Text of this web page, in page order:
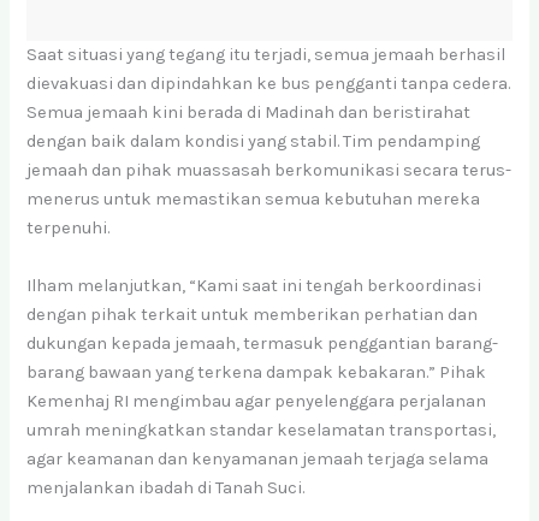
Saat situasi yang tegang itu terjadi, semua jemaah berhasil
dievakuasi dan dipindahkan ke bus pengganti tanpa cedera.
Semua jemaah kini berada di Madinah dan beristirahat
dengan baik dalam kondisi yang stabil. Tim pendamping
jemaah dan pihak muassasah berkomunikasi secara terus-
menerus untuk memastikan semua kebutuhan mereka
terpenuhi.
Ilham melanjutkan, “Kami saat ini tengah berkoordinasi
dengan pihak terkait untuk memberikan perhatian dan
dukungan kepada jemaah, termasuk penggantian barang-
barang bawaan yang terkena dampak kebakaran.” Pihak
Kemenhaj RI mengimbau agar penyelenggara perjalanan
umrah meningkatkan standar keselamatan transportasi,
agar keamanan dan kenyamanan jemaah terjaga selama
menjalankan ibadah di Tanah Suci.